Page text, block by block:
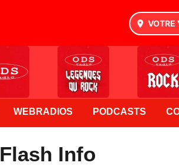
VOTRE
WEBRADIOS PODCASTS
Flash Info